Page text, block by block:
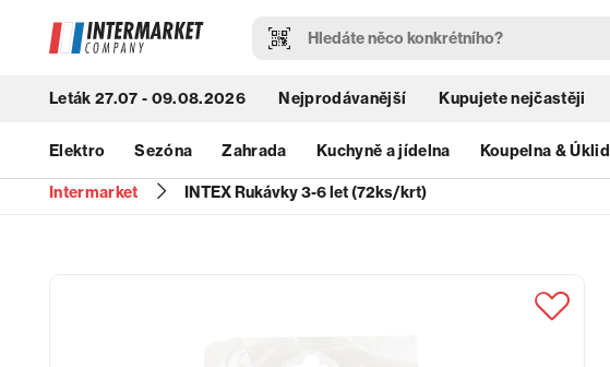
Leták 27.07 - 09.08.2026 Nejprodávanější Kupujete nejčastěji
Elektro Sezóna Zahrada Kuchyně a jídelna Koupelna & Úklid
Intermarket INTEX Rukávky 3-6 let (72ks/krt)